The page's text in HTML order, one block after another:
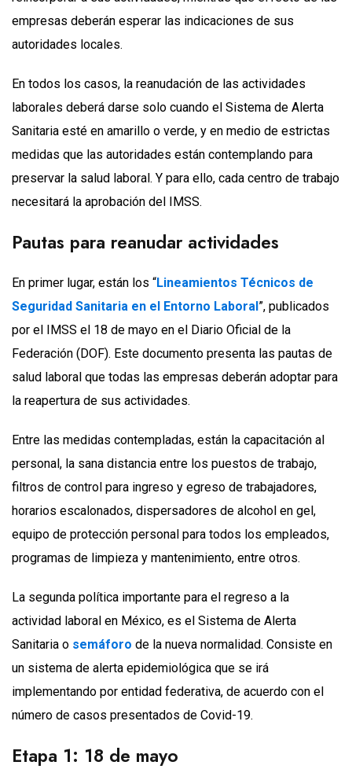
empresas deberán esperar las indicaciones de sus
autoridades locales.
En todos los casos, la reanudación de las actividades
laborales deberá darse solo cuando el Sistema de Alerta
Sanitaria esté en amarillo o verde, y en medio de estrictas
medidas que las autoridades están contemplando para
preservar la salud laboral. Y para ello, cada centro de trabajo
necesitará la aprobación del IMSS.
Pautas para reanudar actividades
En primer lugar, están los “Lineamientos Técnicos de
Seguridad Sanitaria en el Entorno Laboral”, publicados
por el IMSS el 18 de mayo en el Diario Oficial de la
Federación (DOF). Este documento presenta las pautas de
salud laboral que todas las empresas deberán adoptar para
la reapertura de sus actividades.
Entre las medidas contempladas, están la capacitación al
personal, la sana distancia entre los puestos de trabajo,
filtros de control para ingreso y egreso de trabajadores,
horarios escalonados, dispersadores de alcohol en gel,
equipo de protección personal para todos los empleados,
programas de limpieza y mantenimiento, entre otros.
La segunda política importante para el regreso a la
actividad laboral en México, es el Sistema de Alerta
Sanitaria o semáforo de la nueva normalidad. Consiste en
un sistema de alerta epidemiológica que se irá
implementando por entidad federativa, de acuerdo con el
número de casos presentados de Covid-19.
Etapa 1: 18 de mayo